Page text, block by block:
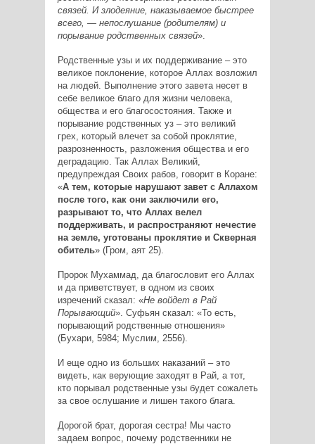
связей. И злодеяние, наказываемое быстрее
всего, — непослушание (родителям) и
порывание родственных связей».
Родственные узы и их поддерживание – это
великое поклонение, которое Аллах возложил
на людей. Выполнение этого завета несет в
себе великое благо для жизни человека,
общества и его благосостояния. Также и
порывание родственных уз – это великий
грех, который влечет за собой проклятие,
разрозненность, разложения общества и его
деградацию. Так Аллах Великий,
предупреждая Своих рабов, говорит в Коране:
«А тем, которые нарушают завет с Аллахом
после того, как они заключили его,
разрывают то, что Аллах велел
поддерживать, и распространяют нечестие
на земле, уготованы проклятие и Скверная
обитель» (Гром, аят 25).
Пророк Мухаммад, да благословит его Аллах
и да приветствует, в одном из своих
изречений сказал: «Не войдет в Рай
Порывающий». Суфьян сказал: «То есть,
порывающий родственные отношения»
(Бухари, 5984; Муслим, 2556).
И еще одно из больших наказаний – это
видеть, как верующие заходят в Рай, а тот,
кто порывал родственные узы будет сожалеть
за свое ослушание и лишен такого блага.
Дорогой брат, дорогая сестра! Мы часто
задаем вопрос, почему родственники не